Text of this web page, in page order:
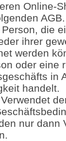
Online-
AGB.
die
ihrer
werden
oder eine
in
handelt.
nur dann